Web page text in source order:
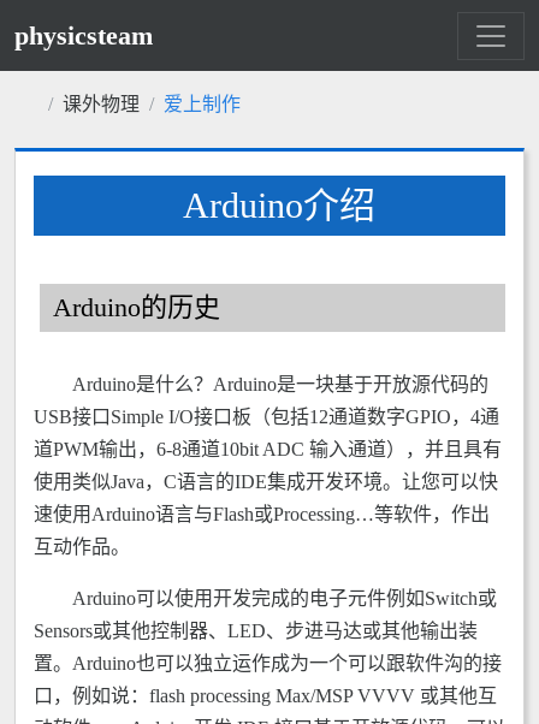
physicsteam
课外物理 爱上制作
Arduino介绍
Arduino的历史
Arduino是什么？Arduino是一块基于开放源代码的
USB接口Simple I/O接口板（包括12通道数字GPIO，4通
道PWM输出，6-8通道10bit ADC 输入通道），并且具有
使用类似Java，C语言的IDE集成开发环境。让您可以快
速使用Arduino语言与Flash或Processing…等软件，作出
互动作品。
Arduino可以使用开发完成的电子元件例如Switch或
Sensors或其他控制器、LED、步进马达或其他输出装
置。Arduino也可以独立运作成为一个可以跟软件沟的接
口，例如说：flash processing Max/MSP VVVV 或其他互